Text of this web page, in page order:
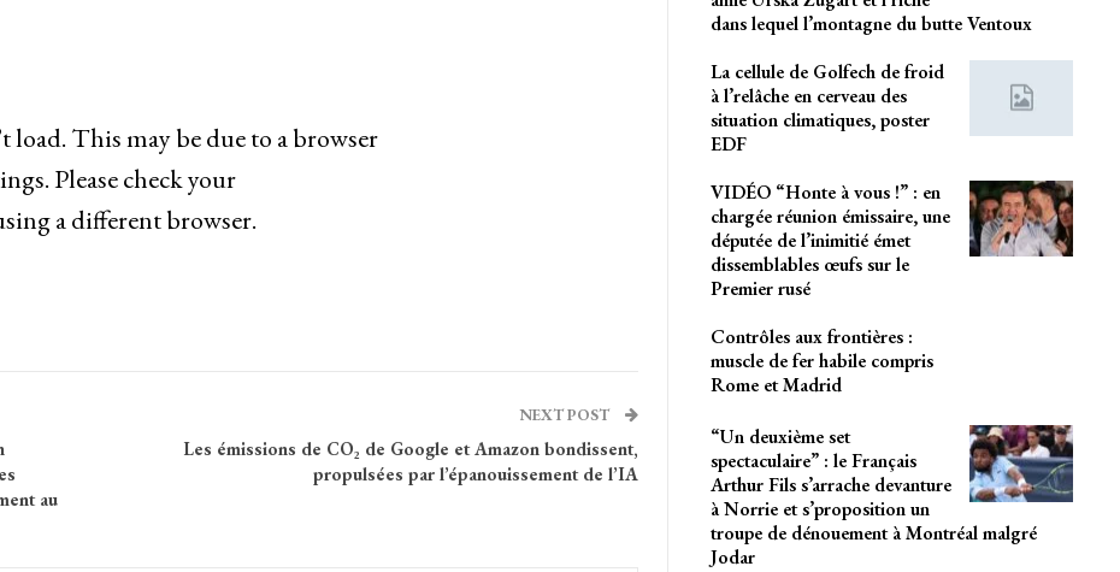
This may be due to a browser
Please check your
a different browser.
au
NEXT POST
Les émissions de CO₂ de Google et Amazon bondissent,
propulsées par l’épanouissement de l’IA
dans lequel l’montagne du butte Ventoux
La cellule de Golfech de froid
à l’relâche en cerveau des
situation climatiques, poster
EDF
VIDÉO “Honte à vous !” : en
chargée réunion émissaire, une
députée de l’inimitié émet
dissemblables œufs sur le
Premier rusé
Contrôles aux frontières :
muscle de fer habile compris
Rome et Madrid
“Un deuxième set
spectaculaire” : le Français
Arthur Fils s’arrache devanture
à Norrie et s’proposition un
troupe de dénouement à Montréal malgré
Jodar